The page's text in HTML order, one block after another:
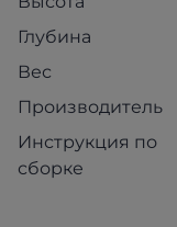
Глубина
Вес
Производитель
Инструкция по
сборке